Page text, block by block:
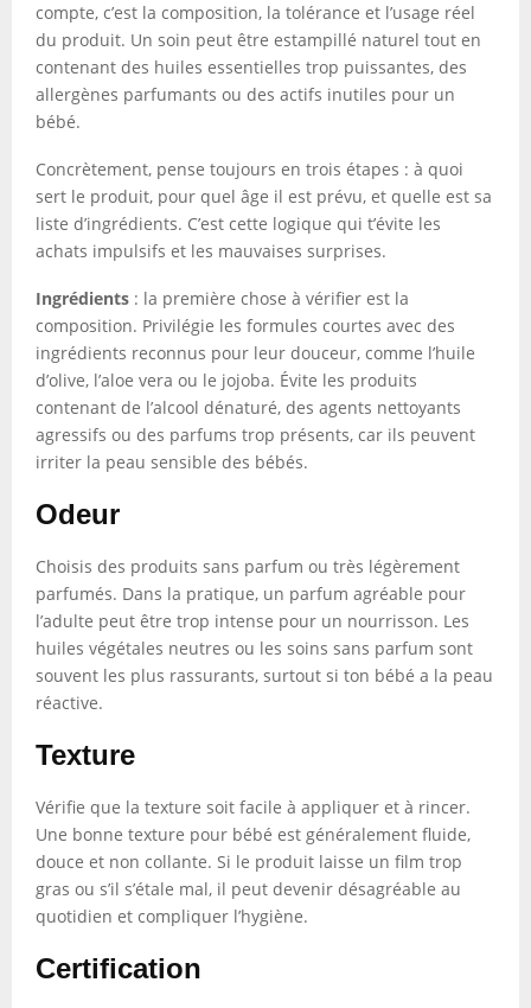
compte, c’est la composition, la tolérance et l’usage réel
du produit. Un soin peut être estampillé naturel tout en
contenant des huiles essentielles trop puissantes, des
allergènes parfumants ou des actifs inutiles pour un
bébé.
Concrètement, pense toujours en trois étapes : à quoi
sert le produit, pour quel âge il est prévu, et quelle est sa
liste d’ingrédients. C’est cette logique qui t’évite les
achats impulsifs et les mauvaises surprises.
Ingrédients : la première chose à vérifier est la
composition. Privilégie les formules courtes avec des
ingrédients reconnus pour leur douceur, comme l’huile
d’olive, l’aloe vera ou le jojoba. Évite les produits
contenant de l’alcool dénaturé, des agents nettoyants
agressifs ou des parfums trop présents, car ils peuvent
irriter la peau sensible des bébés.
Odeur
Choisis des produits sans parfum ou très légèrement
parfumés. Dans la pratique, un parfum agréable pour
l’adulte peut être trop intense pour un nourrisson. Les
huiles végétales neutres ou les soins sans parfum sont
souvent les plus rassurants, surtout si ton bébé a la peau
réactive.
Texture
Vérifie que la texture soit facile à appliquer et à rincer.
Une bonne texture pour bébé est généralement fluide,
douce et non collante. Si le produit laisse un film trop
gras ou s’il s’étale mal, il peut devenir désagréable au
quotidien et compliquer l’hygiène.
Certification